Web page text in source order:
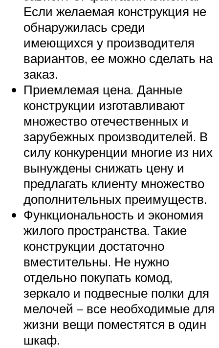
Если желаемая конструкция не
обнаружилась среди
имеющихся у производителя
вариантов, ее можно сделать на
заказ.
Приемлемая цена. Данные
конструкции изготавливают
множество отечественных и
зарубежных производителей. В
силу конкуренции многие из них
вынуждены снижать цену и
предлагать клиенту множество
дополнительных преимуществ.
Функциональность и экономия
жилого пространства. Такие
конструкции достаточно
вместительны. Не нужно
отдельно покупать комод,
зеркало и подвесные полки для
мелочей – все необходимые для
жизни вещи поместятся в один
шкаф.